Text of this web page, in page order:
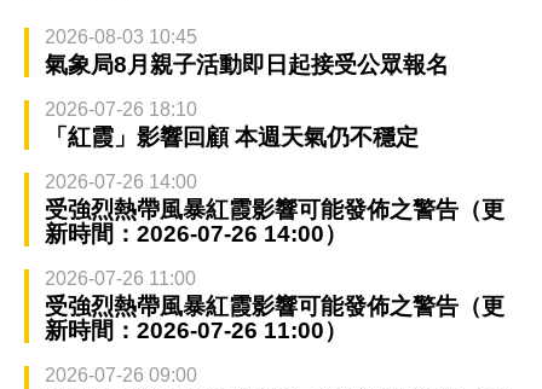
2026-08-03 10:45
氣象局8月親子活動即日起接受公眾報名
2026-07-26 18:10
「紅霞」影響回顧 本週天氣仍不穩定
2026-07-26 14:00
受強烈熱帶風暴紅霞影響可能發佈之警告（更
新時間：2026-07-26 14:00）
2026-07-26 11:00
受強烈熱帶風暴紅霞影響可能發佈之警告（更
新時間：2026-07-26 11:00）
2026-07-26 09:00